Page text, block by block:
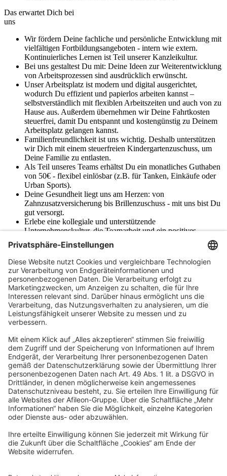
Das erwartet Dich bei
uns
Wir fördern Deine fachliche und persönliche Entwicklung mit
vielfältigen Fortbildungsangeboten - intern wie extern.
Kontinuierliches Lernen ist Teil unserer Kanzleikultur.
Bei uns gestaltest Du mit: Deine Ideen zur Weiterentwicklung
von Arbeitsprozessen sind ausdrücklich erwünscht.
Unser Arbeitsplatz ist modern und digital ausgerichtet,
wodurch Du effizient und papierlos arbeiten kannst –
selbstverständlich mit flexiblen Arbeitszeiten und auch von zu
Hause aus. Außerdem übernehmen wir Deine Fahrtkosten
steuerfrei, damit Du entspannt und kostengünstig zu Deinem
Arbeitsplatz gelangen kannst.
Familienfreundlichkeit ist uns wichtig. Deshalb unterstützen
wir Dich mit einem steuerfreien Kindergartenzuschuss, um
Deine Familie zu entlasten.
Als Teil unseres Teams erhältst Du ein monatliches Guthaben
von 50€ - flexibel einlösbar (z.B. für Tanken, Einkäufe oder
Urban Sports).
Deine Gesundheit liegt uns am Herzen: von
Zahnzusatzversicherung bis Brillenzuschuss - mit uns bist Du
gut versorgt.
Erlebe eine kollegiale und unterstützende
Unternehmenskultur, die Teamarbeit und ein positives
Arbeitsklima fördert. Bei uns zählt jeder Einzelne, und wir
fördern ein Umfeld, in dem sich alle wohl und geschätzt
fühlen.
Profitiere von beiden Welten: Werde Teil einer regional
verwurzelten Kanzlei mit familiärem Betriebsklima sowie
flachen Hierarchien und entdecke gleichzeitig die
Möglichkeiten und Perspektiven der bundesweit agierenden
Afileon Gruppe.
Werde Teil des
Du möchtest in einer innovativen, digitalisierten Gruppe für
Steuerberatung, Wirtschaftsprüfung und Rechtsberatung arbeiten
und dabei aktiv zum Wachstum beitragen? Dann bist Du hier genau
richtig!
Bei uns sind alle Menschen willkommen - unabhängig von
Geschlecht, Nationalität, ethnischer und sozialer Herkunft,
Religion/Weltanschauung, Behinderung, Alter sowie sexueller
Orientierung.
Jetzt bewerben
Dein persönlicher Kontakt
Human Resources